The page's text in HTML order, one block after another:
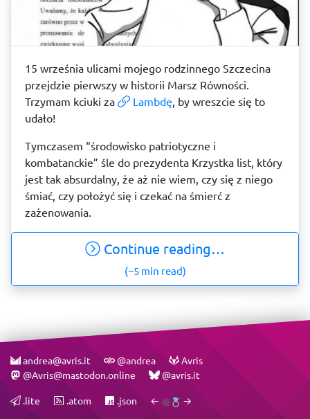
15 września ulicami mojego rodzinnego Szczecina
przejdzie pierwszy w historii Marsz Równości.
Trzymam kciuki za
Lambdę, by wreszcie się to
udało!
Tymczasem “środowisko patriotyczne i
kombatanckie” śle do prezydenta Krzystka list, który
jest tak absurdalny, że aż nie wiem, czy się z niego
śmiać, czy położyć się i czekać na śmierć z
zażenowania.
Continue reading…
(~5 min read)
andrea@avris.it @andrea
Avris
@Avris@mastodon.online
@avris.it
.lite .atom .json ← →